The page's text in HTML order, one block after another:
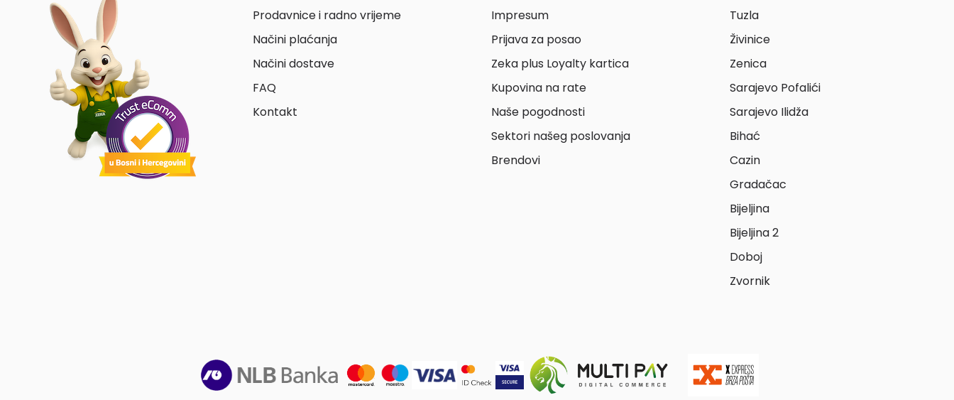
Prodavnice i radno vrijeme
Načini plaćanja
Načini dostave
FAQ
Kontakt
Impresum
Prijava za posao
Zeka plus Loyalty kartica
Kupovina na rate
Naše pogodnosti
Sektori našeg poslovanja
Brendovi
Tuzla
Živinice
Zenica
Sarajevo Pofalići
Sarajevo Ilidža
Bihać
Cazin
Gradačac
Bijeljina
Bijeljina 2
Doboj
Zvornik